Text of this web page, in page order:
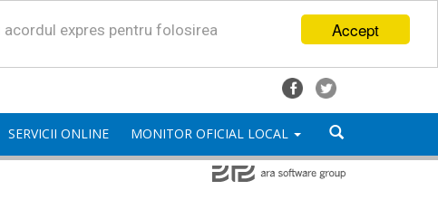
Accept
expres pentru folosirea
SERVICII ONLINE MONITOR OFICIAL LOCAL